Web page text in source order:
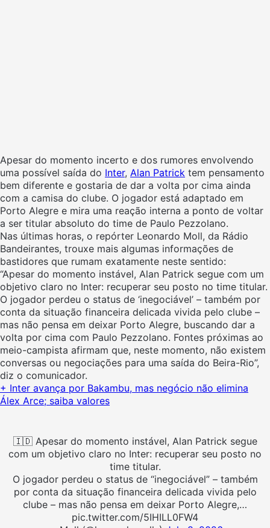
Apesar do momento incerto e dos rumores envolvendo
uma possível saída do Inter, Alan Patrick tem pensamento
bem diferente e gostaria de dar a volta por cima ainda
com a camisa do clube. O jogador está adaptado em
Porto Alegre e mira uma reação interna a ponto de voltar
a ser titular absoluto do time de Paulo Pezzolano.
Nas últimas horas, o repórter Leonardo Moll, da Rádio
Bandeirantes, trouxe mais algumas informações de
bastidores que rumam exatamente neste sentido:
“Apesar do momento instável, Alan Patrick segue com um
objetivo claro no Inter: recuperar seu posto no time titular.
O jogador perdeu o status de ‘inegociável’ – também por
conta da situação financeira delicada vivida pelo clube –
mas não pensa em deixar Porto Alegre, buscando dar a
volta por cima com Paulo Pezzolano. Fontes próximas ao
meio-campista afirmam que, neste momento, não existem
conversas ou negociações para uma saída do Beira-Rio”,
diz o comunicador.
+ Inter avança por Bakambu, mas negócio não elimina
Álex Arce; saiba valores
🇮🇩 Apesar do momento instável, Alan Patrick segue
com um objetivo claro no Inter: recuperar seu posto no
time titular.
O jogador perdeu o status de “inegociável” – também
por conta da situação financeira delicada vivida pelo
clube – mas não pensa em deixar Porto Alegre,…
pic.twitter.com/5IHILL0FW4